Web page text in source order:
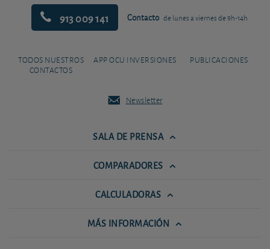
913 009 141 Contacto de lunes a viernes de 9h-14h
TODOS NUESTROS
CONTACTOS
APP OCU INVERSIONES PUBLICACIONES
Newsletter
SALA DE PRENSA
COMPARADORES
CALCULADORAS
MÁS INFORMACIÓN